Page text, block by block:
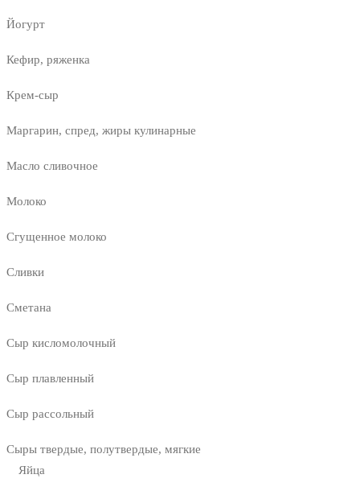
Йогурт
Кефир, ряженка
Крем-сыр
Маргарин, спред, жиры кулинарные
Масло сливочное
Молоко
Сгущенное молоко
Сливки
Сметана
Сыр кисломолочный
Сыр плавленный
Сыр рассольный
Сыры твердые, полутвердые, мягкие
Яйца